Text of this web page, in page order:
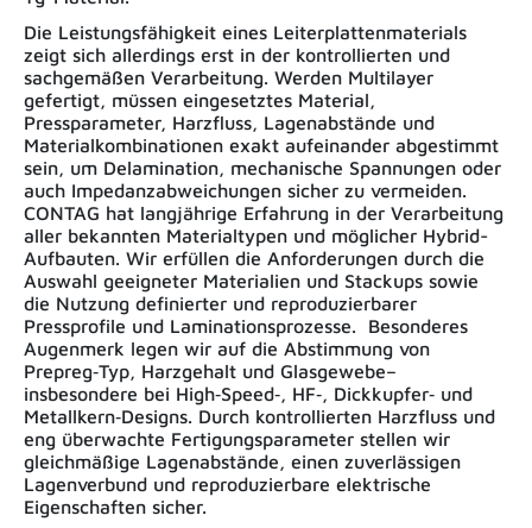
Die Leistungsfähigkeit eines Leiterplattenmaterials
zeigt sich allerdings erst in der kontrollierten und
sachgemäßen Verarbeitung. Werden Multilayer
gefertigt, müssen eingesetztes Material,
Pressparameter, Harzfluss, Lagenabstände und
Materialkombinationen exakt aufeinander abgestimmt
sein, um Delamination, mechanische Spannungen oder
auch Impedanzabweichungen sicher zu vermeiden.
CONTAG hat langjährige Erfahrung in der Verarbeitung
aller bekannten Materialtypen und möglicher Hybrid-
Aufbauten. Wir erfüllen die Anforderungen durch die
Auswahl geeigneter Materialien und Stackups sowie
die Nutzung definierter und reproduzierbarer
Pressprofile und Laminationsprozesse. Besonderes
Augenmerk legen wir auf die Abstimmung von
Prepreg‑Typ, Harzgehalt und Glasgewebe–
insbesondere bei High‑Speed‑, HF‑, Dickkupfer‑ und
Metallkern‑Designs. Durch kontrollierten Harzfluss und
eng überwachte Fertigungsparameter stellen wir
gleichmäßige Lagenabstände, einen zuverlässigen
Lagenverbund und reproduzierbare elektrische
Eigenschaften sicher.